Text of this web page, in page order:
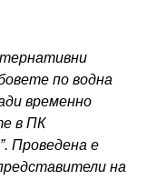
по водна
временно
в ПК
Проведена е
на